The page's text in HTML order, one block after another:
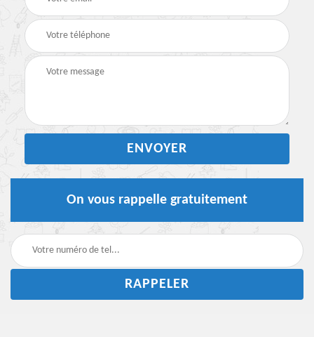
On vous rappelle gratuitement